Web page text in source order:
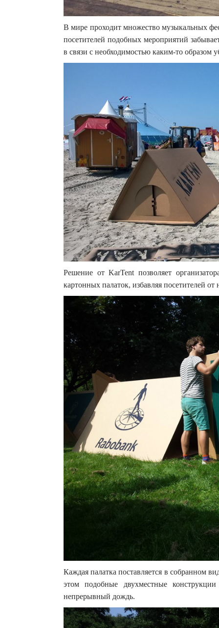
В мире проходит множество музыкальных
посетителей подобных мероприятий
в связи с необходимостью каким-то образом
Решение от KarTent позволяет
картонных палаток, избавляя посетителей
Каждая палатка поставляется в собранном
этом подобные двухместные
непрерывный дождь.